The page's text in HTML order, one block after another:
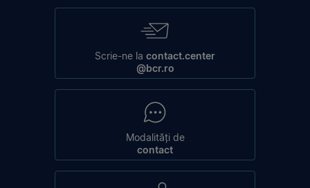
Scrie-ne la contact.center
@bcr.ro
Modalități de
contact